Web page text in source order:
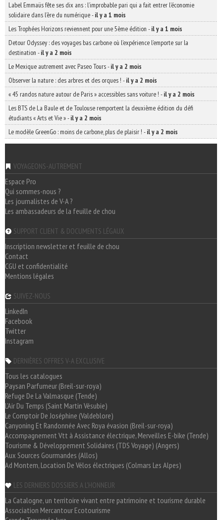
Label Emmaüs fête ses dix ans : l’improbable pari qui a fait entrer l’économie
solidaire dans l’ère du numérique-il y a 1 mois
Les Trophées Horizons reviennent pour une 5ème édition -il y a 1 mois
Detour Odyssey : des voyages bas carbone où l’expérience l’emporte sur la
destination -il y a 2 mois
Le Mexique autrement avec Paseo Tours-il y a 2 mois
Observer la nature : des arbres et des orques ! -il y a 2 mois
« 45 randos nature autour de Paris » accessibles sans voiture ! -il y a 2 mois
Les BTS de La Baule et de Toulouse remportent la deuxième édition du défi
étudiants « Arts et Vie »-il y a 2 mois
Le modèle GreenGo : moins de carbone, plus de plaisir ! -il y a 2 mois
VOYAGEONS-AUTREMENT
Espace Pro
Qui sommes-nous ?
Les journalistes de V-A ?
Les ambassadeurs de la feuille de chou
SUPPORT CLIENT & DOCUMENTS LÉGAUX
Inscription newsletter et feuille de chou
Contact
CGU et confidentialité
Mentions légales
SUIVEZ-NOUS
LinkedIn
Facebook
Twitter
Instagram
DERNIÈRES OFFRES V-A EXCLUSIVE
Tous les catalogues
Paysan Parfumeur (Breil-sur-roya)
Refuge De La Valmasque (Tende)
L'Air Du Temps (Saint Martin Vésubie)
Le Comptoir De Joséphine (Valdeblore)
Canyoning Et Randonnée Avec Roya évasion (Breil-sur-roya)
Accompagnement Vtt à Assistance électrique, Merveilles E-bike (Tende)
Tourisme & Développement Solidaires (TDS Voyage) (Angers)
Aux Sources Gourmandes (Allos)
Ad Montem, Location De Vélos électriques (Colmars Les Alpes)
LES DERNIERS DOSSIERS A L'HONNEUR
La Catalogne, un territoire vivant entre patrimoine et tourisme durable
Association Mercantour Ecotourisme